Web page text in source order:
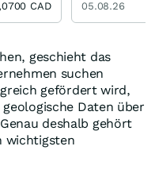
geschieht das
suchen
gefördert wird,
Daten über
deshalb gehört
wichtigsten
CAD
05.08.26